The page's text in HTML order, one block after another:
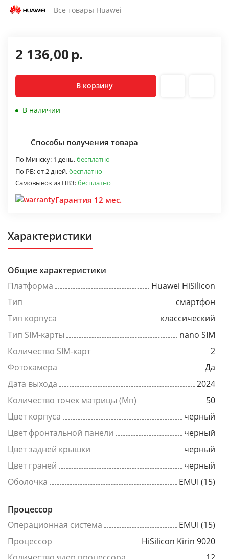
Все товары Huawei
2 136,00р.
В корзину
В наличии
Способы получения товара
По Минску: 1 день,бесплатно
По РБ:от 2 дней,бесплатно
Самовывоз из ПВЗ:бесплатно
Гарантия 12 мес.
Характеристики
Общие характеристики
Платформа
Huawei HiSilicon
Тип
смартфон
Тип корпуса
классический
Тип SIM-карты
nano SIM
Количество SIM-карт
2
Фотокамера
Да
Дата выхода
2024
Количество точек матрицы (Мп)
50
Цвет корпуса
черный
Цвет фронтальной панели
черный
Цвет задней крышки
черный
Цвет граней
черный
Оболочка
EMUI (15)
Процессор
Операционная система
EMUI (15)
Процессор
HiSilicon Kirin 9020